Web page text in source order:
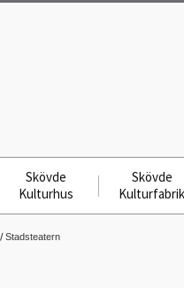
Skövde
Kulturhus
Skövde
Kulturfabrik
Stadsteatern